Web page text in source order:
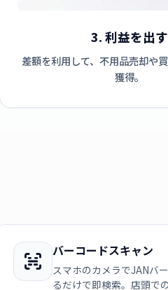
3. 利益を出す
差額を利用して、不用品売却や
獲得。
バーコードスキャン
スマホのカメラでJANバ
るだけで即検索。店頭で